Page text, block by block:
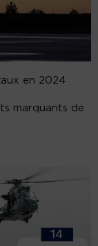
en 2024
marquants de